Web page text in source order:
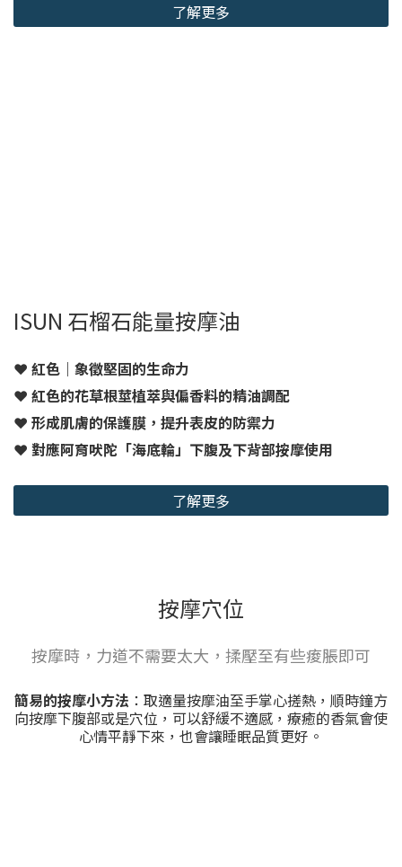
了解更多
ISUN 石榴石能量按摩油
❤️ 紅色｜象徵堅固的生命力
❤️ 紅色的花草根莖植萃與偏香料的精油調配
❤️ 形成肌膚的保護膜，提升表皮的防禦力
❤️ 對應阿育吠陀「海底輪」下腹及下背部按摩使用
了解更多
按摩穴位
按摩時，力道不需要太大，揉壓至有些痠脹即可
簡易的按摩小方法 ：取適量按摩油至手掌心搓熱，順時鐘方
向按摩下腹部或是穴位，可以舒緩不適感，療癒的香氣會使
心情平靜下來，也會讓睡眠品質更好。